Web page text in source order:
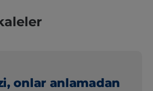
onlar anlamadan